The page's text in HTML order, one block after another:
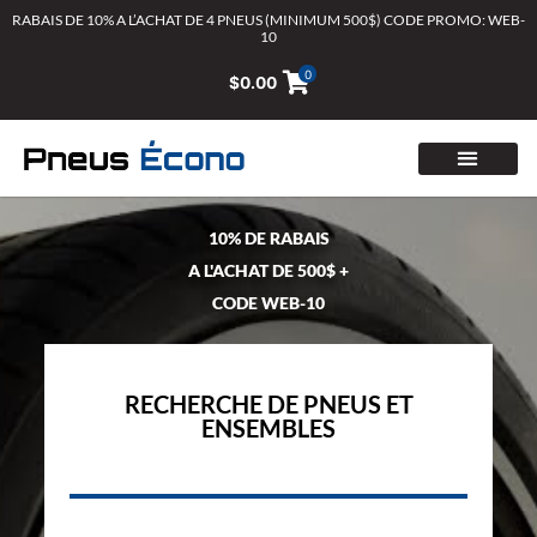
AllerRABAIS DE 10% A L’ACHAT DE 4 PNEUS (MINIMUM 500$) CODE PROMO: WEB-
10
$0.00 0
RECHERCHE DE PNEUS ET
ENSEMBLES
10% DE RABAIS
A L'ACHAT DE 500$ +
CODE WEB-10